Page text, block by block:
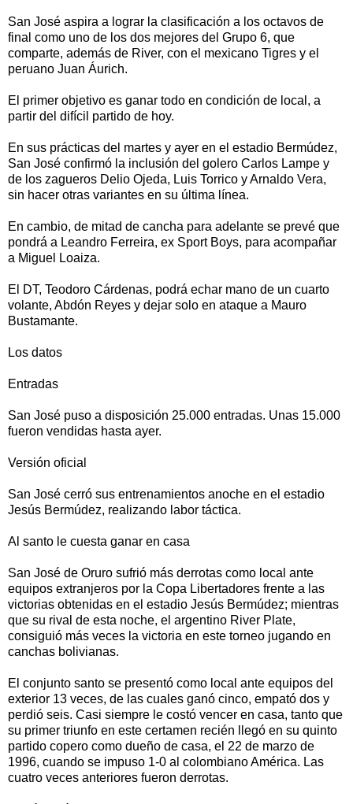
San José aspira a lograr la clasificación a los octavos de
final como uno de los dos mejores del Grupo 6, que
comparte, además de River, con el mexicano Tigres y el
peruano Juan Áurich.
El primer objetivo es ganar todo en condición de local, a
partir del difícil partido de hoy.
En sus prácticas del martes y ayer en el estadio Bermúdez,
San José confirmó la inclusión del golero Carlos Lampe y
de los zagueros Delio Ojeda, Luis Torrico y Arnaldo Vera,
sin hacer otras variantes en su última línea.
En cambio, de mitad de cancha para adelante se prevé que
pondrá a Leandro Ferreira, ex Sport Boys, para acompañar
a Miguel Loaiza.
El DT, Teodoro Cárdenas, podrá echar mano de un cuarto
volante, Abdón Reyes y dejar solo en ataque a Mauro
Bustamante.
Los datos
Entradas
San José puso a disposición 25.000 entradas. Unas 15.000
fueron vendidas hasta ayer.
Versión oficial
San José cerró sus entrenamientos anoche en el estadio
Jesús Bermúdez, realizando labor táctica.
Al santo le cuesta ganar en casa
San José de Oruro sufrió más derrotas como local ante
equipos extranjeros por la Copa Libertadores frente a las
victorias obtenidas en el estadio Jesús Bermúdez; mientras
que su rival de esta noche, el argentino River Plate,
consiguió más veces la victoria en este torneo jugando en
canchas bolivianas.
El conjunto santo se presentó como local ante equipos del
exterior 13 veces, de las cuales ganó cinco, empató dos y
perdió seis. Casi siempre le costó vencer en casa, tanto que
su primer triunfo en este certamen recién llegó en su quinto
partido copero como dueño de casa, el 22 de marzo de
1996, cuando se impuso 1-0 al colombiano América. Las
cuatro veces anteriores fueron derrotas.